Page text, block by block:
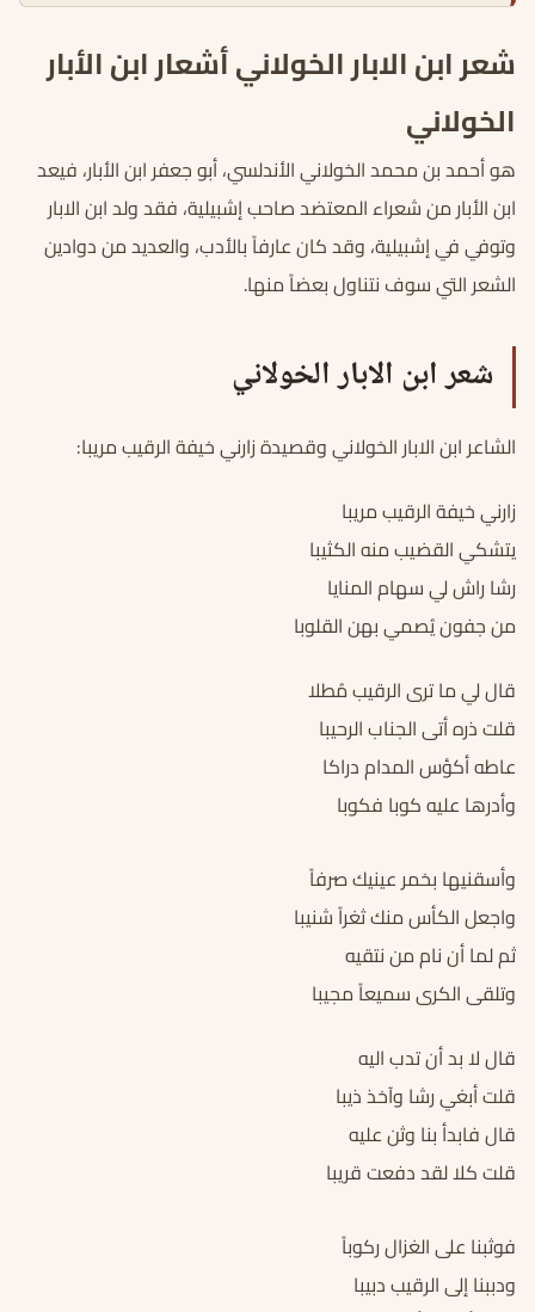
شعر ابن الابار الخولاني أشعار ابن الأبار
الخولاني
هو أحمد بن محمد الخولاني الأندلسي، أبو جعفر ابن الأبار، فيعد
ابن الأبار من شعراء المعتضد صاحب إشبيلية، فقد ولد ابن الابار
وتوفي في إشبيلية، وقد كان عارفاً بالأدب، والعديد من دوادين
الشعر التي سوف نتناول بعضاً منها.
شعر ابن الابار الخولاني
الشاعر ابن الابار الخولاني وقصيدة زارني خيفة الرقيب مريبا:
زارني خيفة الرقيب مريبا
يتشكي القضيب منه الكثيبا
رشا راش لي سهام المنايا
من جفون يُصمي بهن القلوبا
قال لي ما ترى الرقيب مُطلا
قلت ذره أتى الجناب الرحيبا
عاطه أكؤس المدام دراكا
وأدرها عليه كوبا فكوبا
وأسقنيها بخمر عينيك صرفاً
واجعل الكأس منك ثغراً شنيبا
ثم لما أن نام من نتقيه
وتلقى الكرى سميعاً مجيبا
قال لا بد أن تدب اليه
قلت أبغي رشا وآخذ ذيبا
قال فابدأ بنا وثن عليه
قلت كلا لقد دفعت قريبا
فوثبنا على الغزال ركوباً
ودببنا إلى الرقيب دبيبا